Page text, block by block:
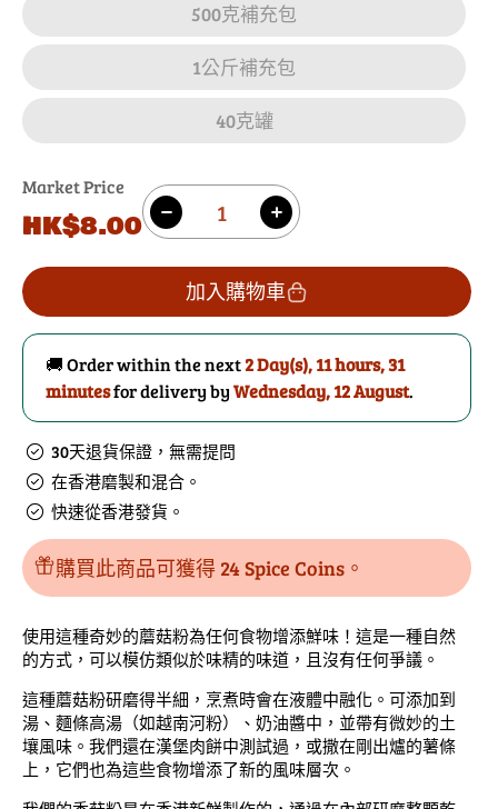
500克補充包
1公斤補充包
40克罐
Market Price
原
價
HK$8.00
數
量 減
菇
粉
（香
菇）
的
數
量
增
香
菇
粉
（香
菇）
數
加入購物車
🚚 Order within the next2 Day(s),11 hours, 31
minutesfor delivery byWednesday, 12 August.
30天退貨保證，無需提問
在香港磨製和混合。
快速從香港發貨。
購買此商品可獲得 24 Spice Coins。
使用這種奇妙的蘑菇粉為任何食物增添鮮味！這是一種自然
的方式，可以模仿類似於味精的味道，且沒有任何爭議。
這種蘑菇粉研磨得半細，烹煮時會在液體中融化。可添加到
湯、麵條高湯（如越南河粉）、奶油醬中，並帶有微妙的土
壤風味。我們還在漢堡肉餅中測試過，或撒在剛出爐的薯條
上，它們也為這些食物增添了新的風味層次。